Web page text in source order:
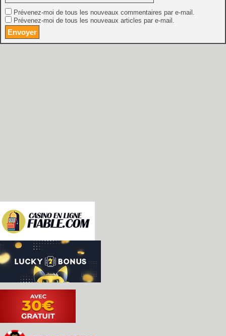
Prévenez-moi de tous les nouveaux commentaires par e-mail.
Prévenez-moi de tous les nouveaux articles par e-mail.